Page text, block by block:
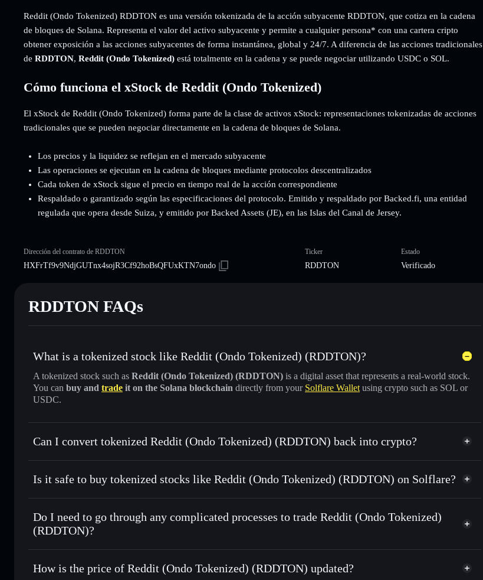
Reddit (Ondo Tokenized) RDDTON es una versión tokenizada de la acción subyacente RDDTON, que cotiza en la cadena
de bloques de Solana. Representa el valor del activo subyacente y permite a cualquier persona* con una cartera cripto
obtener exposición a las acciones subyacentes de forma instantánea, global y 24/7. A diferencia de las acciones tradicionales
de RDDTON, Reddit (Ondo Tokenized) está totalmente en la cadena y se puede negociar utilizando USDC o SOL.
Cómo funciona el xStock de Reddit (Ondo Tokenized)
El xStock de Reddit (Ondo Tokenized) forma parte de la clase de activos xStock: representaciones tokenizadas de acciones
tradicionales que se pueden negociar directamente en la cadena de bloques de Solana.
Los precios y la liquidez se reflejan en el mercado subyacente
Las operaciones se ejecutan en la cadena de bloques mediante protocolos descentralizados
Cada token de xStock sigue el precio en tiempo real de la acción correspondiente
Respaldado o garantizado según las especificaciones del protocolo. Emitido y respaldado por Backed.fi, una entidad
regulada que opera desde Suiza, y emitido por Backed Assets (JE), en las Islas del Canal de Jersey.
Dirección del contrato de RDDTON
HXFrTf9v9NdjGUTnx4sojR3Cf92hoBsQFUxKTN7ondo
Ticker
RDDTON
Estado
Verificado
RDDTON FAQs
What is a tokenized stock like Reddit (Ondo Tokenized) (RDDTON)?
A tokenized stock such as Reddit (Ondo Tokenized) (RDDTON) is a digital asset that represents a real-world stock.
You can buy and trade it on the Solana blockchain directly from your Solflare Wallet using crypto such as SOL or
USDC.
Can I convert tokenized Reddit (Ondo Tokenized) (RDDTON) back into crypto?
Reddit (Ondo Tokenized) swapped for USDC or SOL anytime
Is it safe to buy tokenized stocks like Reddit (Ondo Tokenized) (RDDTON) on Solflare?
1:1 backed, on-chain, and transparently verified
Do I need to go through any complicated processes to trade Reddit (Ondo Tokenized)
(RDDTON)?
How is the price of Reddit (Ondo Tokenized) (RDDTON) updated?